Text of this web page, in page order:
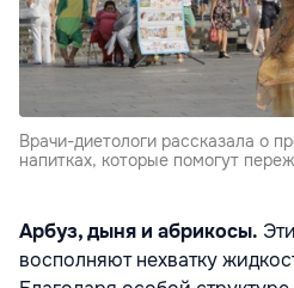
Врачи-диетологи рассказала о
напитках, которые помогут
Арбуз, дыня и абрикосы.
восполняют нехватку